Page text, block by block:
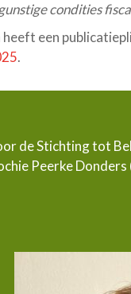
condities
een
.
de Stichting tot
Peerke